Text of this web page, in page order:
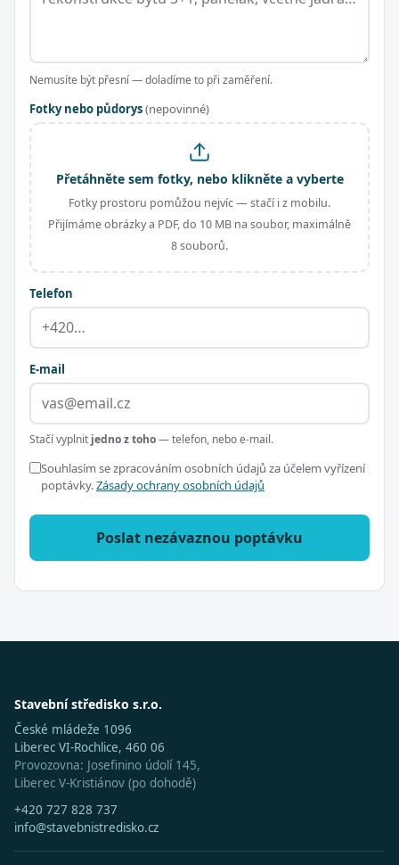
Nemusíte být přesní — doladíme to při zaměření.
Fotky nebo půdorys(nepovinné)
Přetáhněte sem fotky, nebo klikněte a vyberte
Fotky prostoru pomůžou nejvíc — stačí i z mobilu.
Přijímáme obrázky a PDF, do 10 MB na soubor, maximálně
8 souborů.
Telefon
E-mail
Stačí vyplnit jedno z toho— telefon, nebo e-mail.
Souhlasím se zpracováním osobních údajů za účelem vyřízení
poptávky.Zásady ochrany osobních údajů
Poslat nezávaznou poptávku
Stavební středisko s.r.o.
České mládeže 1096
Liberec VI-Rochlice, 460 06
Provozovna: Josefinino údolí 145,
Liberec V-Kristiánov (po dohodě)
+420 727 828 737
info@stavebnistredisko.cz